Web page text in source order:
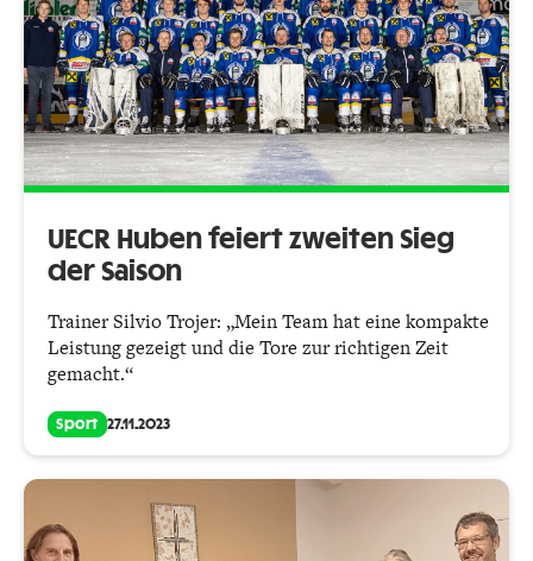
UECR Huben feiert zweiten Sieg
der Saison
Trainer Silvio Trojer: „Mein Team hat eine kompakte
Leistung gezeigt und die Tore zur richtigen Zeit
gemacht.“
Sport 27.11.2023